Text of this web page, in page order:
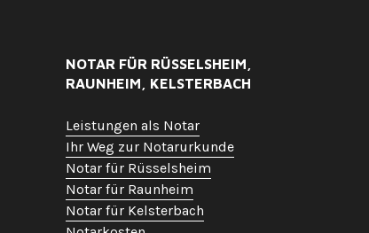
NOTAR FÜR RÜSSELSHEIM,
RAUNHEIM, KELSTERBACH
Leistungen als Notar
Ihr Weg zur Notarurkunde
Notar für Rüsselsheim
Notar für Raunheim
Notar für Kelsterbach